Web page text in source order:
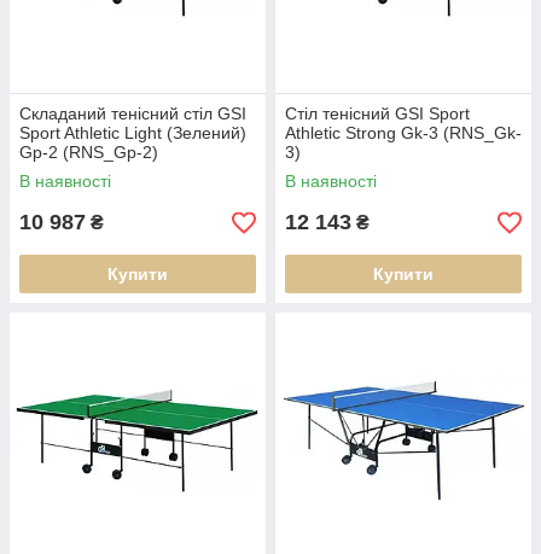
Складаний тенісний стіл GSI
Sport Athletic Light (Зелений)
Gp-2 (RNS_Gp-2)
В наявності
10 987 ₴
Купити
Стіл тенісний GSI Sport
Athletic Strong Gk-3 (RNS_Gk-
3)
В наявності
12 143 ₴
Купити